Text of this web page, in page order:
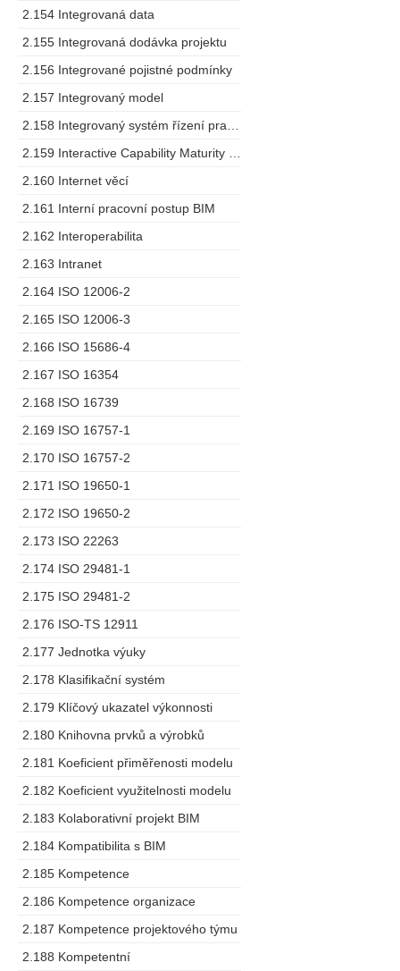
2.154 Integrovaná data
2.155 Integrovaná dodávka projektu
2.156 Integrované pojistné podmínky
2.157 Integrovaný model
2.160 Internet věcí
2.161 Interní pracovní postup BIM
2.162 Interoperabilita
2.163 Intranet
2.164 ISO 12006-2
2.165 ISO 12006-3
2.166 ISO 15686-4
2.167 ISO 16354
2.168 ISO 16739
2.169 ISO 16757-1
2.170 ISO 16757-2
2.171 ISO 19650-1
2.172 ISO 19650-2
2.173 ISO 22263
2.174 ISO 29481-1
2.175 ISO 29481-2
2.176 ISO-TS 12911
2.177 Jednotka výuky
2.178 Klasifikační systém
2.179 Klíčový ukazatel výkonnosti
2.180 Knihovna prvků a výrobků
2.181 Koeficient přiměřenosti modelu
2.182 Koeficient využitelnosti modelu
2.183 Kolaborativní projekt BIM
2.184 Kompatibilita s BIM
2.185 Kompetence
2.186 Kompetence organizace
2.187 Kompetence projektového týmu
2.188 Kompetentní